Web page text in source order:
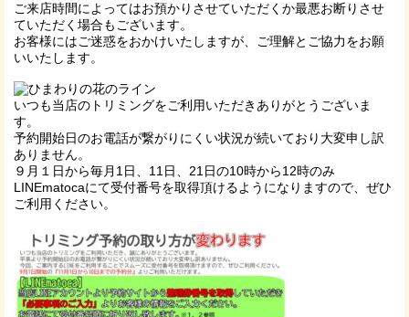
ご来店時間によってはお預かりさせていただくか最悪お断りさせ
ていただく場合もございます。
お客様にはご迷惑をおかけいたしますが、ご理解とご協力をお願
いいたします。
いつも当店のトリミングをご利用いただきありがとうございま
す。
予約開始日のお電話が繋がりにくい状況が続いており大変申し訳
ありません。
９月１日から毎月1日、11日、21日の10時から12時のみ
LINEmatocaにて受付番号を取得頂けるようになりますので、ぜひ
ご利用ください。